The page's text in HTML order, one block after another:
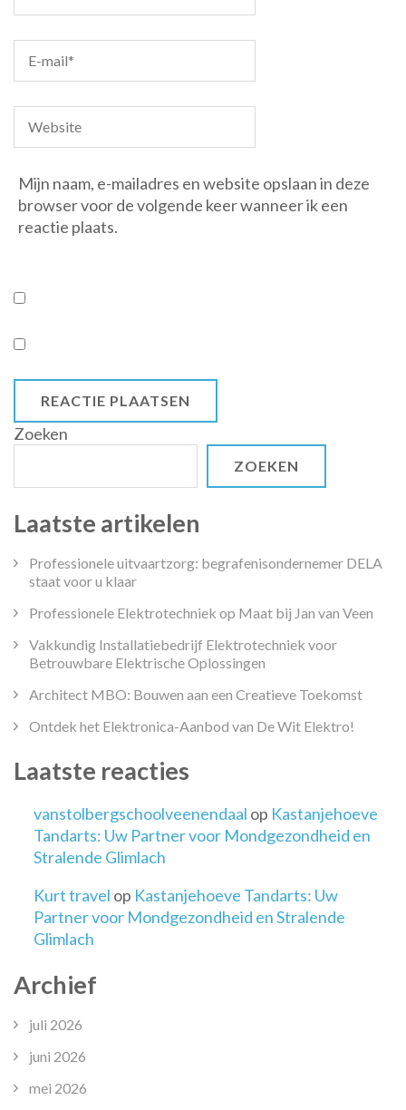
Mijn naam, e-mailadres en website opslaan in deze
browser voor de volgende keer wanneer ik een
reactie plaats.
Zoeken
ZOEKEN
Laatste artikelen
Professionele uitvaartzorg: begrafenisondernemer DELA
staat voor u klaar
Professionele Elektrotechniek op Maat bij Jan van Veen
Vakkundig Installatiebedrijf Elektrotechniek voor
Betrouwbare Elektrische Oplossingen
Architect MBO: Bouwen aan een Creatieve Toekomst
Ontdek het Elektronica-Aanbod van De Wit Elektro!
Laatste reacties
vanstolbergschoolveenendaal op Kastanjehoeve
Tandarts: Uw Partner voor Mondgezondheid en
Stralende Glimlach
Kurt travel op Kastanjehoeve Tandarts: Uw
Partner voor Mondgezondheid en Stralende
Glimlach
Archief
juli 2026
juni 2026
mei 2026